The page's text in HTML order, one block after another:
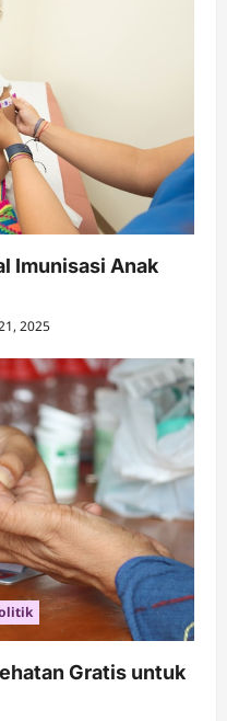
Imunisasi Anak
2025
Gratis untuk